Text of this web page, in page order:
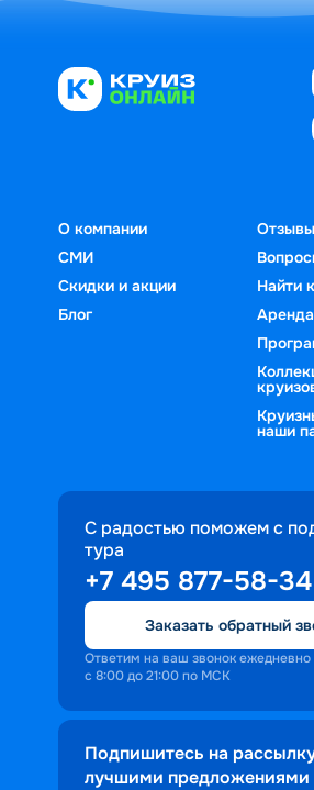
О компании
СМИ
Скидки и акции
Блог
Отзывы
Найти
наши
С радостью поможем с
тура
+7 495 877-58-34
Заказать обратный
Ответим на ваш звонок ежедневно
с 8:00 до 21:00 по МСК
Подпишитесь на
лучшими предложениями